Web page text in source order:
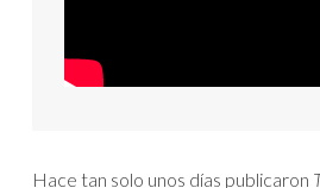
Hace tan solo unos días publicaron